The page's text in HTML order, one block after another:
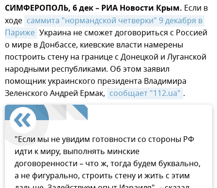
СИМФЕРОПОЛЬ, 6 дек – РИА Новости Крым. Если в
ходе саммита "нормандской четверки" 9 декабря в
Париже Украина не сможет договориться с Россией
о мире в Донбассе, киевские власти намерены
построить стену на границе с Донецкой и Луганской
народными республиками. Об этом заявил
помощник украинского президента Владимира
Зеленского Андрей Ермак, сообщает "112.ua" .
"Если мы не увидим готовности со стороны РФ
идти к миру, выполнять минские
договоренности – что ж, тогда будем буквально,
а не фигурально, строить стену и жить с этим